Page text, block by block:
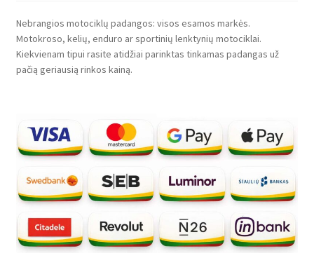
Nebrangios motociklų padangos: visos esamos markės.
Motokroso, kelių, enduro ar sportinių lenktynių motociklai.
Kiekvienam tipui rasite atidžiai parinktas tinkamas padangas už
pačią geriausią rinkos kainą.